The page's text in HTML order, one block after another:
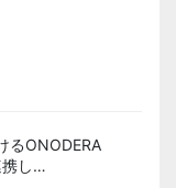
るONODERA
携し…